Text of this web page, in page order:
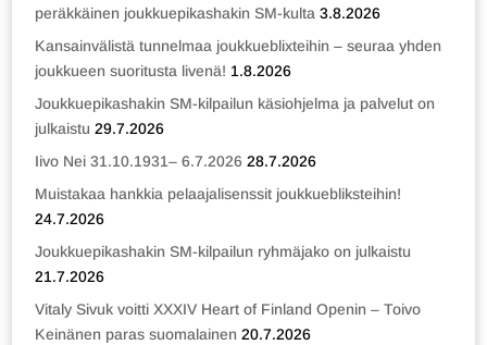
peräkkäinen joukkuepikashakin SM-kulta 3.8.2026
Kansainvälistä tunnelmaa joukkueblixteihin – seuraa yhden
joukkueen suoritusta livenä! 1.8.2026
Joukkuepikashakin SM-kilpailun käsiohjelma ja palvelut on
julkaistu 29.7.2026
Iivo Nei 31.10.1931– 6.7.2026 28.7.2026
Muistakaa hankkia pelaajalisenssit joukkuebliksteihin!
24.7.2026
Joukkuepikashakin SM-kilpailun ryhmäjako on julkaistu
21.7.2026
Vitaly Sivuk voitti XXXIV Heart of Finland Openin – Toivo
Keinänen paras suomalainen 20.7.2026